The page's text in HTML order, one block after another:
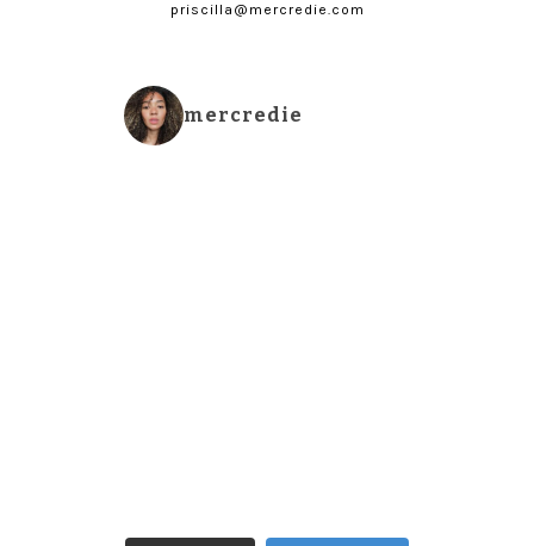
priscilla@mercredie.com
mercredie